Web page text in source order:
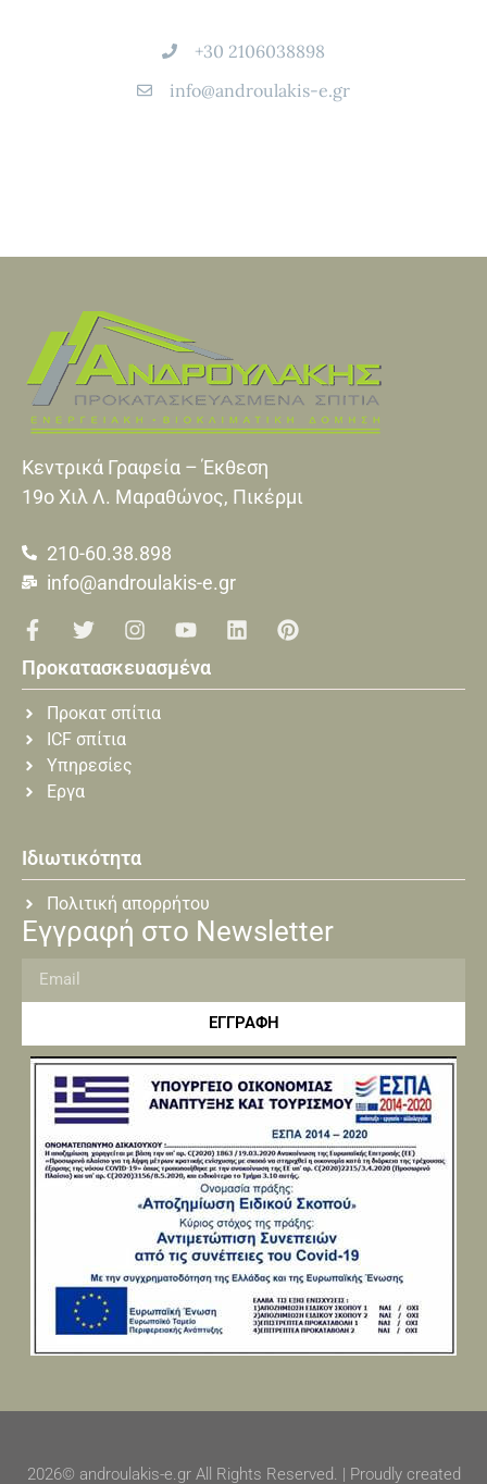
+30 2106038898
info@androulakis-e.gr
Κεντρικά Γραφεία – Έκθεση
19o Xιλ Λ. Μαραθώνος, Πικέρμι
210-60.38.898
info@androulakis-e.gr
Προκατασκευασμένα
Προκατ σπίτια
ICF σπίτια
Υπηρεσίες
Εργα
Ιδιωτικότητα
Πολιτική απορρήτου
Εγγραφή στο Newsletter
ΕΓΓΡΑΦΗ
2026© androulakis-e.gr All Rights Reserved. | Proudly created